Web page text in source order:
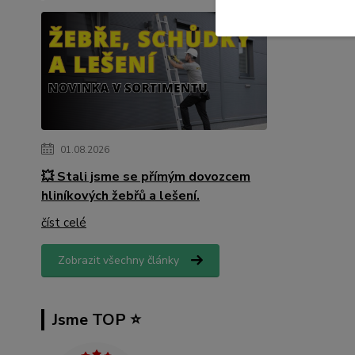
01.08.2026
💥 Stali jsme se přímým dovozcem
hliníkových žebřů a lešení.
číst celé
Zobrazit všechny články
Jsme TOP ⭐️